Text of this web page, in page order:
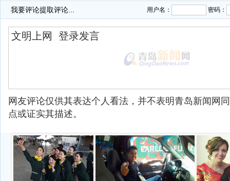
我要评论提取评论... 用户名： 密码：
网友评论仅供其表达个人看法，并不表明青岛新闻网
点或证实其描述。